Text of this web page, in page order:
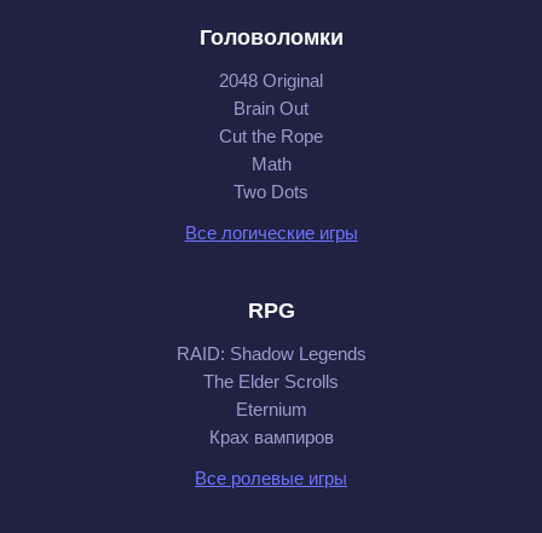
Головоломки
2048 Original
Brain Out
Cut the Rope
Math
Two Dots
Все логические игры
RPG
RAID: Shadow Legends
The Elder Scrolls
Eternium
Крах вампиров
Все ролевые игры